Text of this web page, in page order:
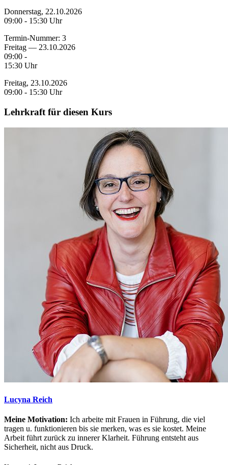
Donnerstag, 22.10.2026
09:00 - 15:30 Uhr
Termin-Nummer: 3
Freitag — 23.10.2026
09:00 -
15:30 Uhr
Freitag, 23.10.2026
09:00 - 15:30 Uhr
Lehrkraft für diesen Kurs
Lucyna Reich
Meine Motivation: Ich arbeite mit Frauen in Führung, die viel
tragen u. funktionieren bis sie merken, was es sie kostet. Meine
Arbeit führt zurück zu innerer Klarheit. Führung entsteht aus
Sicherheit, nicht aus Druck.